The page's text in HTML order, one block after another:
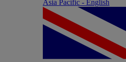
Asia Pacific - English